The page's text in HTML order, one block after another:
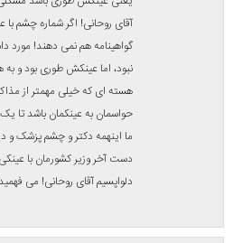
آن نیست که گه تند و گهی خسته
مذاکره و کف گرگی بخواباند
بعدش هم؛ همه مشکلات ما
اعتدالی که اینقدر دم از آن
آقای ظریف در آن پیاده روی
در اینصورت در عکس های
مخاطب القا می شد که خدایی
آقای ظریف در آن به اصطلاح
زیرا اگر عقب تر از آنها راه